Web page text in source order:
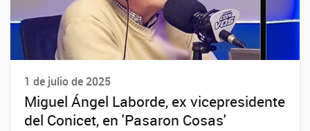
1 de julio de 2025
Miguel Ángel Laborde, ex vicepresidente
del Conicet, en 'Pasaron Cosas'